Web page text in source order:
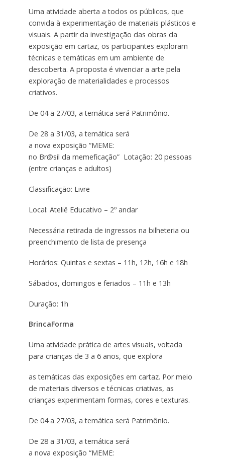
Uma atividade aberta a todos os públicos, que
convida à experimentação de materiais plásticos e
visuais. A partir da investigação das obras da
exposição em cartaz, os participantes exploram
técnicas e temáticas em um ambiente de
descoberta. A proposta é vivenciar a arte pela
exploração de materialidades e processos
criativos.
De 04 a 27/03, a temática será Patrimônio.
De 28 a 31/03, a temática será
a nova exposição “MEME:
no Br@sil da memeficação” Lotação: 20 pessoas
(entre crianças e adultos)
Classificação: Livre
Local: Ateliê Educativo – 2º andar
Necessária retirada de ingressos na bilheteria ou
preenchimento de lista de presença
Horários: Quintas e sextas – 11h, 12h, 16h e 18h
Sábados, domingos e feriados – 11h e 13h
Duração: 1h
BrincaForma
Uma atividade prática de artes visuais, voltada
para crianças de 3 a 6 anos, que explora
as temáticas das exposições em cartaz. Por meio
de materiais diversos e técnicas criativas, as
crianças experimentam formas, cores e texturas.
De 04 a 27/03, a temática será Patrimônio.
De 28 a 31/03, a temática será
a nova exposição “MEME: